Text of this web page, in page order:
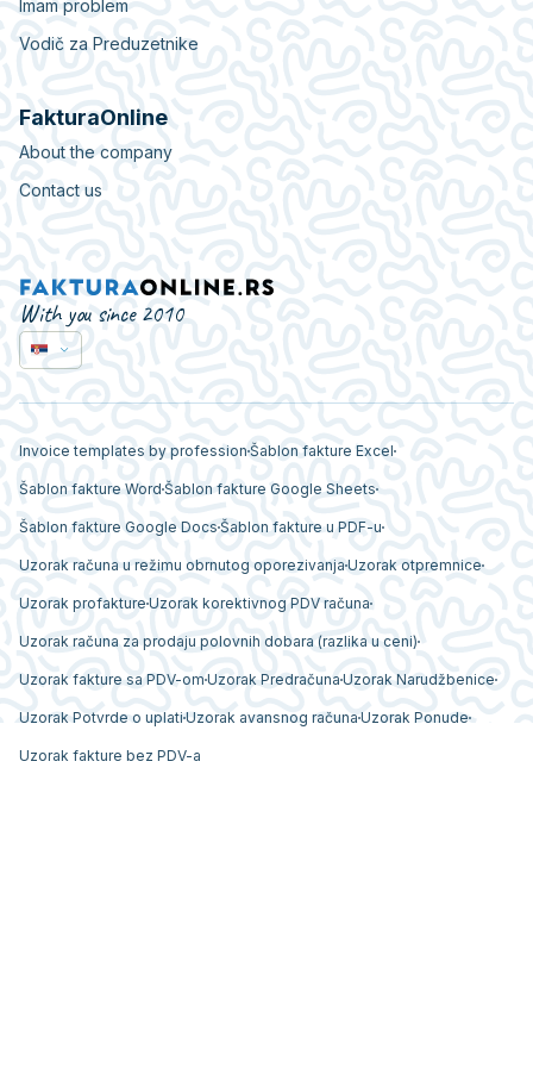
Imam problem
Vodič za Preduzetnike
FakturaOnline
About the company
Contact us
With you since 2010
Invoice templates by profession Šablon fakture Excel
Šablon fakture Word Šablon fakture Google Sheets
Šablon fakture Google Docs Šablon fakture u PDF-u
Uzorak računa u režimu obrnutog oporezivanja Uzorak otpremnice
Uzorak profakture Uzorak korektivnog PDV računa
Uzorak računa za prodaju polovnih dobara (razlika u ceni)
Uzorak fakture sa PDV-om Uzorak Predračuna Uzorak Narudžbenice
Uzorak Potvrde o uplati Uzorak avansnog računa Uzorak Ponude
Uzorak fakture bez PDV-a